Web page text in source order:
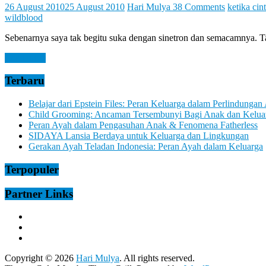
You
Feel
It
26 August 201025 August 2010 Hari Mulya 38 Comments ketika
wildblood
Sebenarnya saya tak begitu suka dengan sinetron dan
Terbaru
Belajar dari Epstein Files: Peran Keluarga dalam Perlindungan
Child Grooming: Ancaman Tersembunyi Bagi Anak dan
Peran Ayah dalam Pengasuhan Anak & Fenomena Fatherless
SIDAYA Lansia Berdaya untuk Keluarga dan Lingkungan
Gerakan Ayah Teladan Indonesia: Peran Ayah dalam Keluarga
Terpopuler
Partner Links
Copyright © 2026 Hari Mulya. All rights reserved.